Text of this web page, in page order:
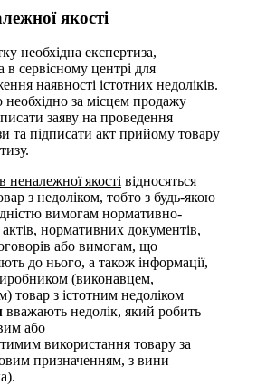
якості
необхідна експертиза,
в сервісному центрі для
наявності істотних недоліків.
необхідно за місцем продажу
заяву на проведення
та підписати акт прийому товару
неналежної якості відносяться
з недоліком, тобто з будь-якою
вимогам нормативно-
нормативних документів,
або вимогам, що
до нього, а також інформації,
(виконавцем,
товар з істотним недоліком
вважають недолік, який робить
або
використання товару за
призначенням, з вини